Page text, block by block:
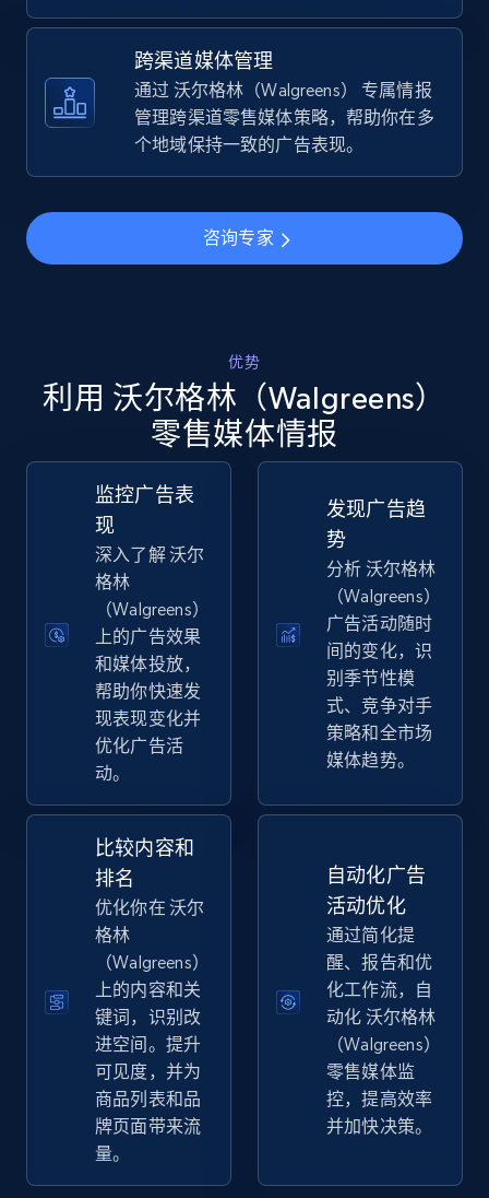
by keywords search
URL, Title, Available, Description, Currency, Initial
price, Final price, Discount percent, and more.
price, Final price, Discount percent, and more.
5.4K+ 668+ 立即开始
Amazon sellers info
Seller id, URL, Seller name, Description, Detailed
info, Stars, Feedbacks, Return policy, and more.
2.5K+ 378+ 立即开始
URL, Product id, Title, Seller name, Seller rating,
Seller reviews, Breadcrumbs, Root category, and
2.5K+ 立即开始
eBay - Gather data on products using
specified keywords
URL, Product id, Title, Seller name, Seller rating,
Seller reviews, Breadcrumbs, Root category, and
more.
2.5K+
跨渠道媒体管理
通过 沃尔格林（Walgreens） 专属情报
管理跨渠道零售媒体策略，帮助你在多
个地域保持一致的广告表现。
咨询专家
优势
利用 沃尔格林（Walgreens）
零售媒体情报
监控广告表
现
深入了解 沃尔
格林
（Walgreens）
上的广告效果
和媒体投放，
帮助你快速发
现表现变化并
优化广告活
动。
发现广告趋
势
分析 沃尔格林
（Walgreens）
广告活动随时
间的变化，识
别季节性模
式、竞争对手
策略和全市场
媒体趋势。
比较内容和
排名
优化你在 沃尔
格林
（Walgreens）
上的内容和关
键词，识别改
进空间。提升
可见度，并为
商品列表和品
牌页面带来流
量。
自动化广告
活动优化
通过简化提
醒、报告和优
化工作流，自
动化 沃尔格林
（Walgreens）
零售媒体监
控，提高效率
并加快决策。